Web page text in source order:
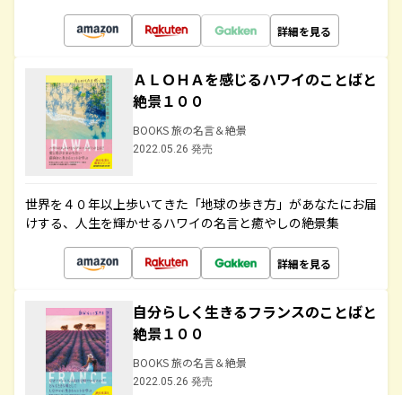
詳細を見る
ＡＬＯＨＡを感じるハワイのことばと
絶景１００
BOOKS 旅の名言＆絶景
2022.05.26 発売
世界を４０年以上歩いてきた「地球の歩き方」があなたにお届
けする、人生を輝かせるハワイの名言と癒やしの絶景集
詳細を見る
自分らしく生きるフランスのことばと
絶景１００
BOOKS 旅の名言＆絶景
2022.05.26 発売